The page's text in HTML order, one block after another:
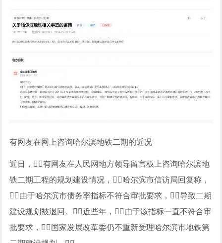
有网友在网上咨询哈尔滨地铁二期的近况
近日，有网友在人民网地方领导留言板上咨询哈尔滨地
铁二期工程的规划建设情况，哈尔滨市信访局回复称，
由于哈尔滨市债务率指标不符合审批要求，导致二期
建设规划被退回。近些年，由于该指标一直不符合审
批要求，国家发展改革委仍不重新受理哈尔滨市地铁第